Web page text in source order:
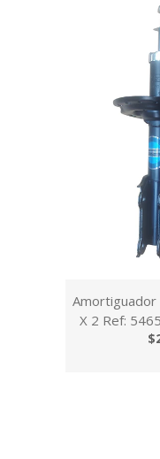
Amortiguador
X 2 Ref: